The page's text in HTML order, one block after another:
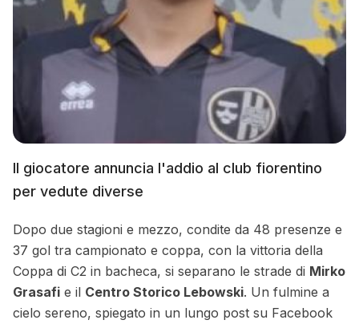
Il giocatore annuncia l'addio al club fiorentino
per vedute diverse
Dopo due stagioni e mezzo, condite da 48 presenze e
37 gol tra campionato e coppa, con la vittoria della
Coppa di C2 in bacheca, si separano le strade di Mirko
Grasafi e il Centro Storico Lebowski. Un fulmine a
cielo sereno, spiegato in un lungo post su Facebook